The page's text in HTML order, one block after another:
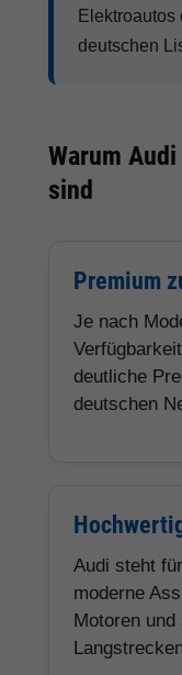
deutschen
Warum
sind
Premium
Je nach
deutliche
deutschen
Audi steht
moderne
Motoren und